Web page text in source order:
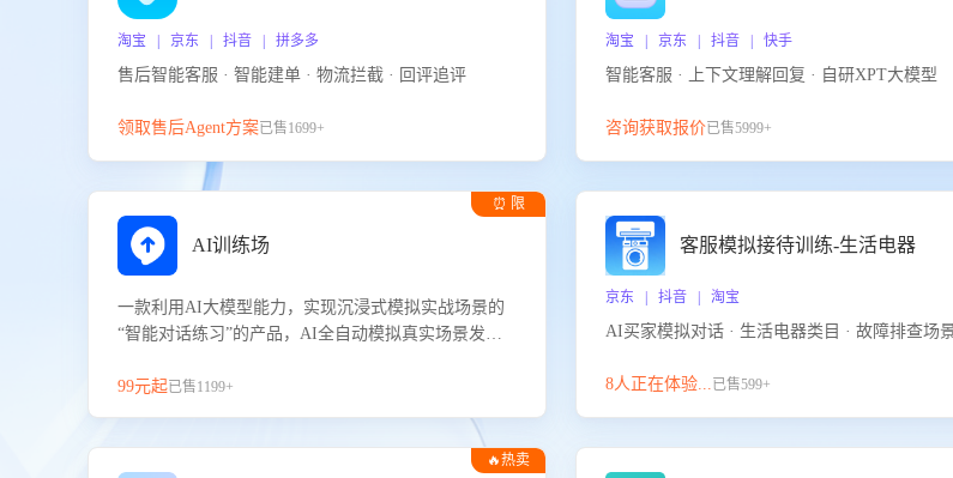
淘宝 | 京东 | 抖音 | 拼多多
售后智能客服 · 智能建单 · 物流拦截 · 回评追评
领取售后Agent方案已售1699+
淘宝 | 京东 | 抖音 | 快手
智能客服 · 上下文理解回复 · 自研XPT大模型
咨询获取报价已售5999+
⏰ 限
AI训练场
一款利用AI大模型能力，实现沉浸式模拟实战场景的
“智能对话练习”的产品，AI全自动模拟真实场景发生
提升客服团队的销服能力。
99元起已售1199+
客服模拟接待训练-生活电器
京东 | 抖音 | 淘宝
AI买家模拟对话 · 生活电器类目 · 故障排查场
8人正在体验...已售599+
🔥热卖